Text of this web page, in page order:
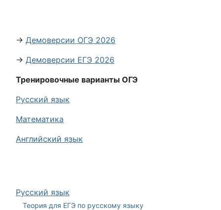
Русский язык
Теория для ЕГЭ по русскому языку
→ Демоверсии ОГЭ 2026
→ Демоверсии ЕГЭ 2026
Тренировочные варианты ОГЭ
Русский язык
Математика
Английский язык